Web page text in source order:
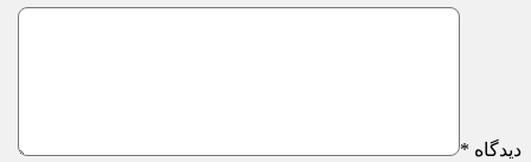
دیدگاه *